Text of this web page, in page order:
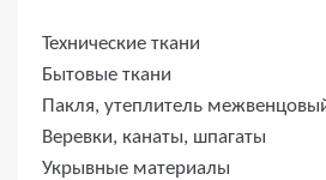
Технические ткани
Бытовые ткани
Пакля, утеплитель
Веревки, канаты, шпагаты
Укрывные материалы